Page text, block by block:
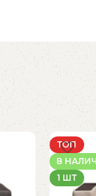
ТОП
В
1 ШТ